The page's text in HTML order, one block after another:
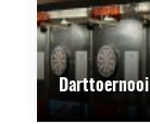
Darttoernooi